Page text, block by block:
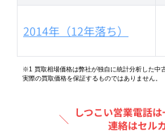
2014年（12年落ち）
※1 買取相場価格は弊社が独自に統計分析した中
実際の買取価格を保証するものではありません。
＼ しつこい営業電話は
連絡はセル